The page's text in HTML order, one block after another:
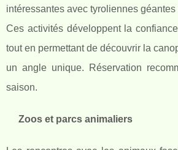
intéressantes avec tyroliennes
Ces activités développent la
tout en permettant de découvrir la
un angle unique. Réservation
saison.
Zoos et parcs animaliers